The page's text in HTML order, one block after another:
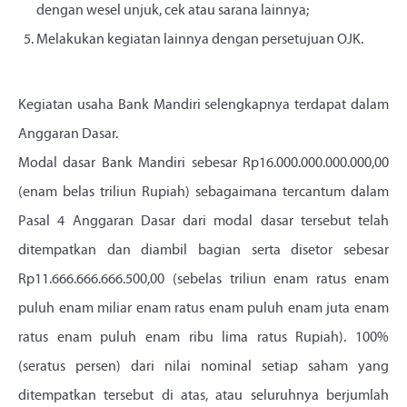
dengan wesel unjuk, cek atau sarana lainnya;
Melakukan kegiatan lainnya dengan persetujuan OJK.
Kegiatan usaha Bank Mandiri selengkapnya terdapat dalam
Anggaran Dasar.
Modal dasar Bank Mandiri sebesar Rp16.000.000.000.000,00
(enam belas triliun Rupiah) sebagaimana tercantum dalam
Pasal 4 Anggaran Dasar dari modal dasar tersebut telah
ditempatkan dan diambil bagian serta disetor sebesar
Rp11.666.666.666.500,00 (sebelas triliun enam ratus enam
puluh enam miliar enam ratus enam puluh enam juta enam
ratus enam puluh enam ribu lima ratus Rupiah). 100%
(seratus persen) dari nilai nominal setiap saham yang
ditempatkan tersebut di atas, atau seluruhnya berjumlah